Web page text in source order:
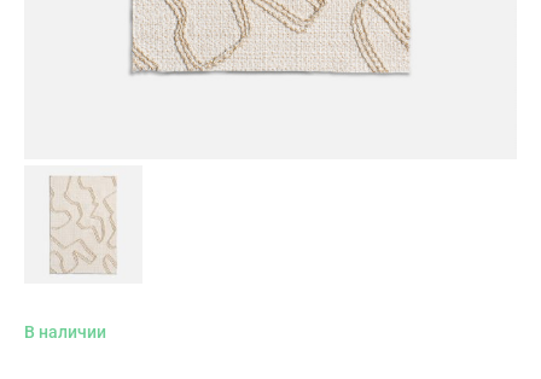
В наличии